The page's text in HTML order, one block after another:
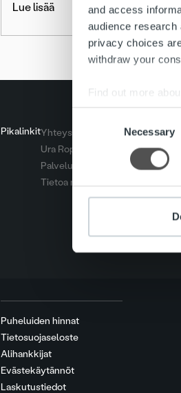
and access
audience
privacy choices
withdraw your
Find out more
We use cookies
information about
other information
Necessary
Lue lisää
PikalinkitYhteystiedot
Ura Ropolla
Palvelut
Tietoa meistä
Puheluiden hinnat
Tietosuojaseloste
Alihankkijat
Evästekäytännöt
Laskutustiedot